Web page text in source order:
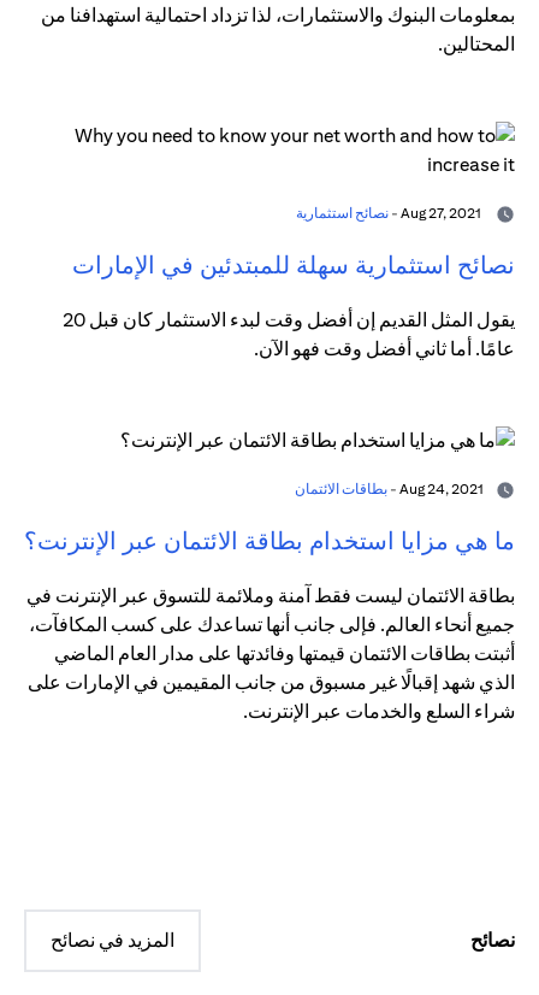
بمعلومات البنوك والاستثمارات، لذا تزداد احتمالية استهدافنا من
المحتالين.
نصائح استثمارية
نصائح استثمارية سهلة للمبتدئين في الإمارات
يقول المثل القديم إن أفضل وقت لبدء الاستثمار كان قبل 20
عامًا. أما ثاني أفضل وقت فهو الآن.
بطاقات الائتمان
ما هي مزايا استخدام بطاقة الائتمان عبر الإنترنت؟
بطاقة الائتمان ليست فقط آمنة وملائمة للتسوق عبر الإنترنت في
جميع أنحاء العالم. فإلى جانب أنها تساعدك على كسب المكافآت،
أثبتت بطاقات الائتمان قيمتها وفائدتها على مدار العام الماضي
الذي شهد إقبالًا غير مسبوق من جانب المقيمين في الإمارات على
شراء السلع والخدمات عبر الإنترنت.
نصائح المزيد في نصائح